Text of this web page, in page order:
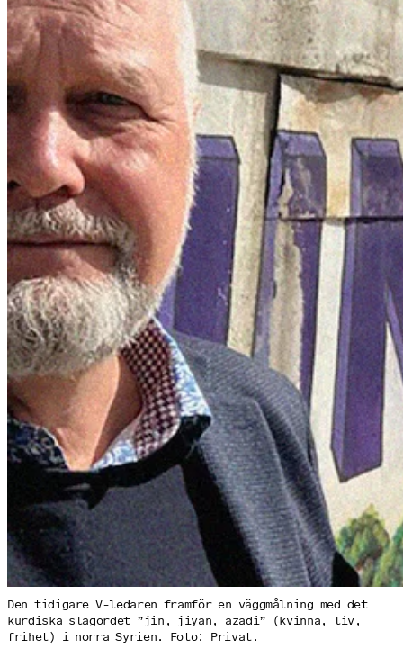
Den tidigare V-ledaren framför en väggmålning med det
kurdiska slagordet ”jin, jiyan, azadi” (kvinna, liv,
frihet) i norra Syrien. Foto: Privat.